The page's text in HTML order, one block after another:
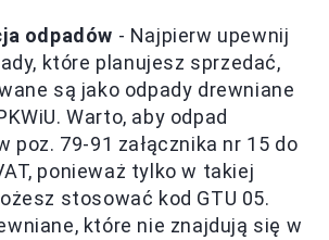
odpadów - Najpierw upewnij
które planujesz sprzedać,
są jako odpady drewniane
Warto, aby odpad
poz. 79-91 załącznika nr 15 do
ponieważ tylko w takiej
stosować kod GTU 05.
które nie znajdują się w